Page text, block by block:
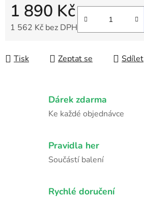
1 890 Kč
1 562 Kč bez DPH
Tisk Zeptat se Sdílet
Dárek zdarma
Ke každé objednávce
Pravidla her
Součástí balení
Rychlé doručení